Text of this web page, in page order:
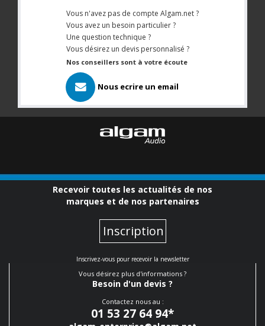
Vous n'avez pas de compte Algam.net ?
Vous avez un besoin particulier ?
Une question technique ?
Vous désirez un devis personnalisé ?
Nos conseillers sont à votre écoute
Nous ecrire un email
Recevoir toutes les actualités de nos
marques et de nos partenaires
Inscription
Inscrivez-vous pour recevoir la newsletter
Vous désirez plus d'informations ?
Besoin d'un devis ?
Contactez nous au :
01 53 27 64 94*